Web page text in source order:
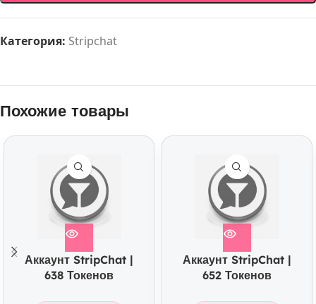
Категория: Stripchat
Похожие товары
Аккаунт StripChat |
638 Токенов
Аккаунт StripChat |
652 Токенов